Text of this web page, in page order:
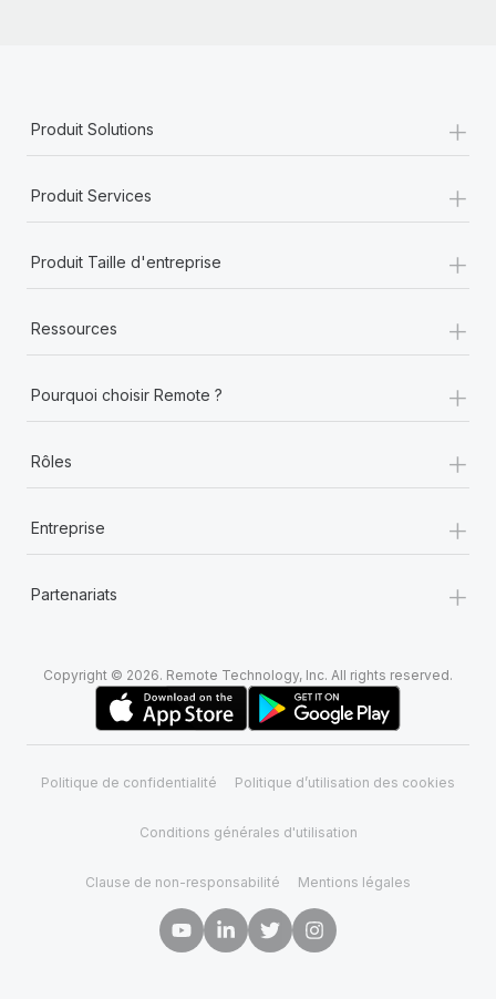
Produit Solutions +
Produit Services +
Produit Taille d'entreprise +
Ressources +
Pourquoi choisir Remote ? +
Rôles +
Entreprise +
Partenariats +
Copyright © 2026. Remote Technology, Inc. All rights reserved.
Politique de confidentialité Politique d’utilisation des cookies
Conditions générales d'utilisation
Clause de non-responsabilité Mentions légales